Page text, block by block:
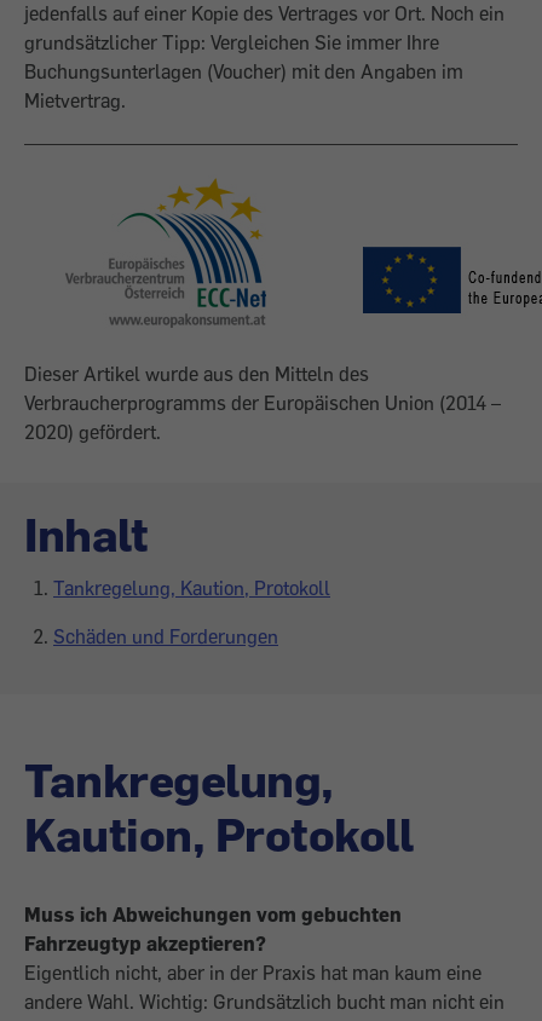
jedenfalls auf einer Kopie des Vertrages vor Ort. Noch ein
grundsätzlicher Tipp: Vergleichen Sie immer Ihre
Buchungsunterlagen (Voucher) mit den Angaben im
Mietvertrag.
Dieser Artikel wurde aus den Mitteln des
Verbraucherprogramms der Europäischen Union (2014 –
2020) gefördert.
Inhalt
Tankregelung, Kaution, Protokoll
Schäden und Forderungen
Tankregelung,
Kaution, Protokoll
Muss ich Abweichungen vom gebuchten
Fahrzeugtyp akzeptieren?
Eigentlich nicht, aber in der Praxis hat man kaum eine
andere Wahl. Wichtig: Grundsätzlich bucht man nicht ein